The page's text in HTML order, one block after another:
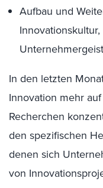
Aufbau und
In den letzten
Innovation mehr
Recherchen
den spezifischen
denen sich
von